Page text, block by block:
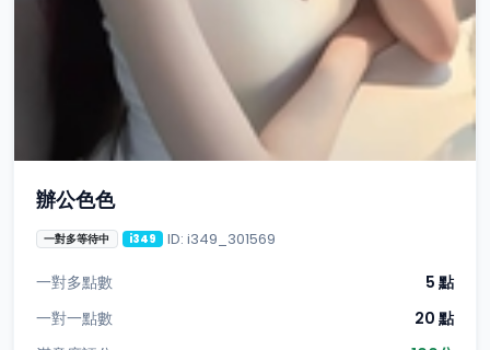
辦公色色
一對多等待中 i349 ID: i349_301569
一對多點數
5 點
一對一點數
20 點